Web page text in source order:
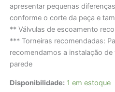
apresentar pequenas
conforme o corte da peça e
** Válvulas de escoamento
*** Torneiras recomendadas:
recomendamos a instalação
parede
Disponibilidade: 1 em estoque